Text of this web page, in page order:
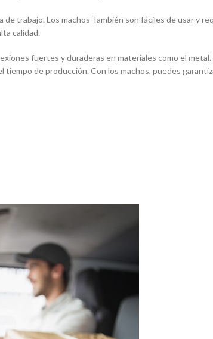
trabajo. Los machos También son fáciles de usar y
calidad.
fuertes y duraderas en materiales como el
de producción. Con los machos, puedes